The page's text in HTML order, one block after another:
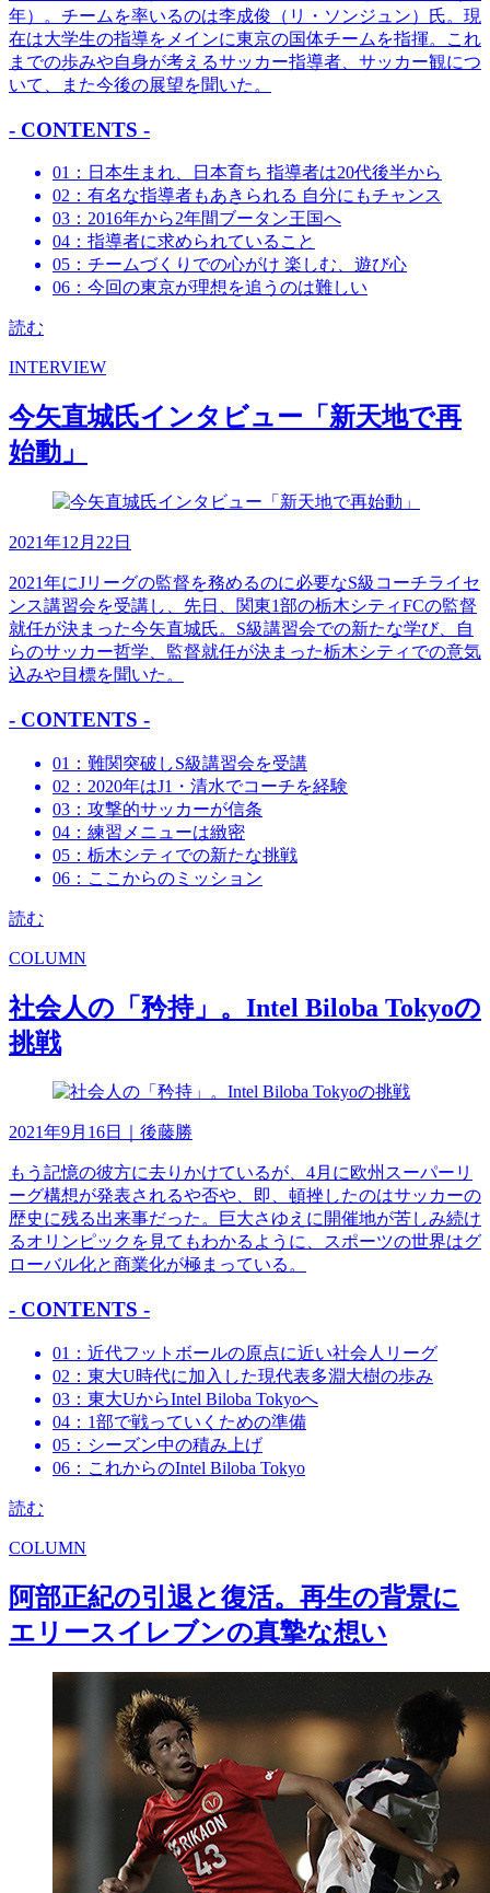
年）。チームを率いるのは李成俊（リ・ソンジュン）氏。現
在は大学生の指導をメインに東京の国体チームを指揮。これ
までの歩みや自身が考えるサッカー指導者、サッカー観につ
いて、また今後の展望を聞いた。
- CONTENTS -
01：日本生まれ、日本育ち 指導者は20代後半から
02：有名な指導者もあきられる 自分にもチャンス
03：2016年から2年間ブータン王国へ
04：指導者に求められていること
05：チームづくりでの心がけ 楽しむ、遊び心
06：今回の東京が理想を追うのは難しい
読む
INTERVIEW
今矢直城氏インタビュー「新天地で再
始動」
2021年12月22日
2021年にJリーグの監督を務めるのに必要なS級コーチライセ
ンス講習会を受講し、先日、関東1部の栃木シティFCの監督
就任が決まった今矢直城氏。S級講習会での新たな学び、自
らのサッカー哲学、監督就任が決まった栃木シティでの意気
込みや目標を聞いた。
- CONTENTS -
01：難関突破しS級講習会を受講
02：2020年はJ1・清水でコーチを経験
03：攻撃的サッカーが信条
04：練習メニューは緻密
05：栃木シティでの新たな挑戦
06：ここからのミッション
読む
COLUMN
社会人の「矜持」。Intel Biloba Tokyoの
挑戦
2021年9月16日 ｜後藤勝
もう記憶の彼方に去りかけているが、4月に欧州スーパーリ
ーグ構想が発表されるや否や、即、頓挫したのはサッカーの
歴史に残る出来事だった。巨大さゆえに開催地が苦しみ続け
るオリンピックを見てもわかるように、スポーツの世界はグ
ローバル化と商業化が極まっている。
- CONTENTS -
01：近代フットボールの原点に近い社会人リーグ
02：東大U時代に加入した現代表多淵大樹の歩み
03：東大UからIntel Biloba Tokyoへ
04：1部で戦っていくための準備
05：シーズン中の積み上げ
06：これからのIntel Biloba Tokyo
読む
COLUMN
阿部正紀の引退と復活。再生の背景に
エリースイレブンの真摯な想い